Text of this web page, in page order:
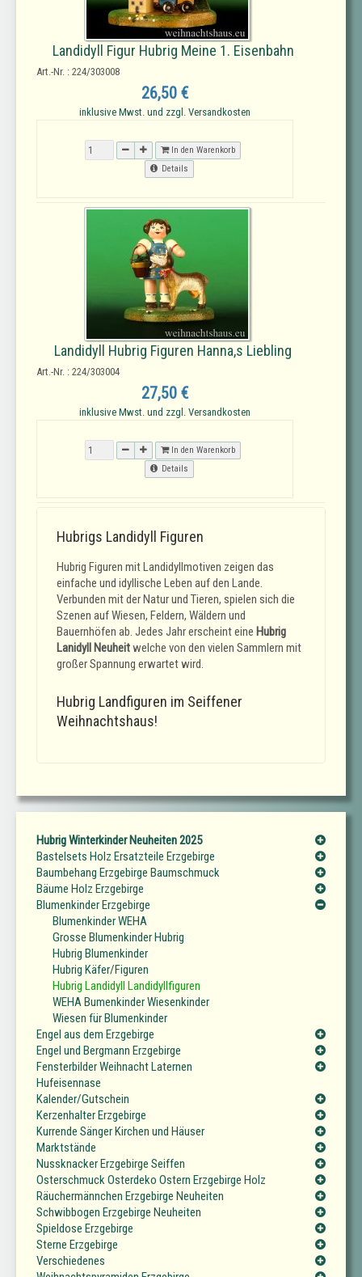
Landidyll Figur Hubrig Meine 1. Eisenbahn
Art.-Nr. : 224/303008
26,50 €
inklusive Mwst. und zzgl. Versandkosten
In den Warenkorb
Details
Landidyll Hubrig Figuren Hanna,s Liebling
Art.-Nr. : 224/303004
27,50 €
inklusive Mwst. und zzgl. Versandkosten
In den Warenkorb
Details
Hubrigs Landidyll Figuren
Hubrig Figuren mit Landidyllmotiven zeigen das
einfache und idyllische Leben auf den Lande.
Verbunden mit der Natur und Tieren, spielen sich die
Szenen auf Wiesen, Feldern, Wäldern und
Bauernhöfen ab. Jedes Jahr erscheint eine Hubrig
Lanidyll Neuheitwelche von den vielen Sammlern mit
großer Spannung erwartet wird.
Hubrig Landfiguren im Seiffener
Weihnachtshaus!
Hubrig Winterkinder Neuheiten 2025
Bastelsets Holz Ersatzteile Erzgebirge
Baumbehang Erzgebirge Baumschmuck
Bäume Holz Erzgebirge
Blumenkinder Erzgebirge
Blumenkinder WEHA
Grosse Blumenkinder Hubrig
Hubrig Blumenkinder
Hubrig Käfer/Figuren
Hubrig Landidyll Landidyllfiguren
WEHA Bumenkinder Wiesenkinder
Wiesen für Blumenkinder
Engel aus dem Erzgebirge
Engel und Bergmann Erzgebirge
Fensterbilder Weihnacht Laternen
Hufeisennase
Kalender/Gutschein
Kerzenhalter Erzgebirge
Kurrende Sänger Kirchen und Häuser
Marktstände
Nussknacker Erzgebirge Seiffen
Osterschmuck Osterdeko Ostern Erzgebirge Holz
Räuchermännchen Erzgebirge Neuheiten
Schwibbogen Erzgebirge Neuheiten
Spieldose Erzgebirge
Sterne Erzgebirge
Verschiedenes